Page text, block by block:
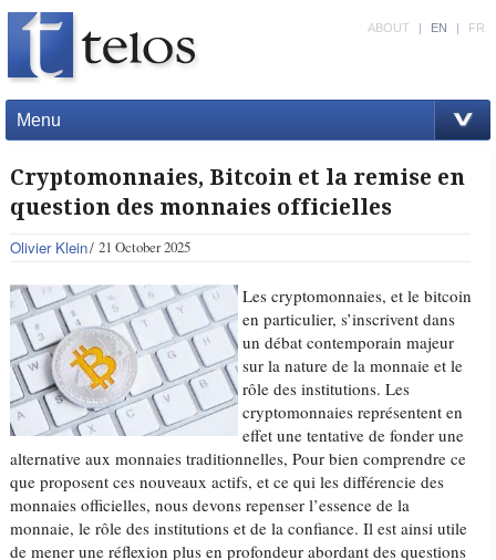
Menu
ABOUT | EN | FR
Cryptomonnaies, Bitcoin et la remise en
question des monnaies officielles
Olivier Klein 21 October 2025
Les cryptomonnaies, et le bitcoin
en particulier, s’inscrivent dans
un débat contemporain majeur
sur la nature de la monnaie et le
rôle des institutions. Les
cryptomonnaies représentent en
effet une tentative de fonder une
alternative aux monnaies traditionnelles, Pour bien comprendre ce
que proposent ces nouveaux actifs, et ce qui les différencie des
monnaies officielles, nous devons repenser l’essence de la
monnaie, le rôle des institutions et de la confiance. Il est ainsi utile
de mener une réflexion plus en profondeur abordant des questions